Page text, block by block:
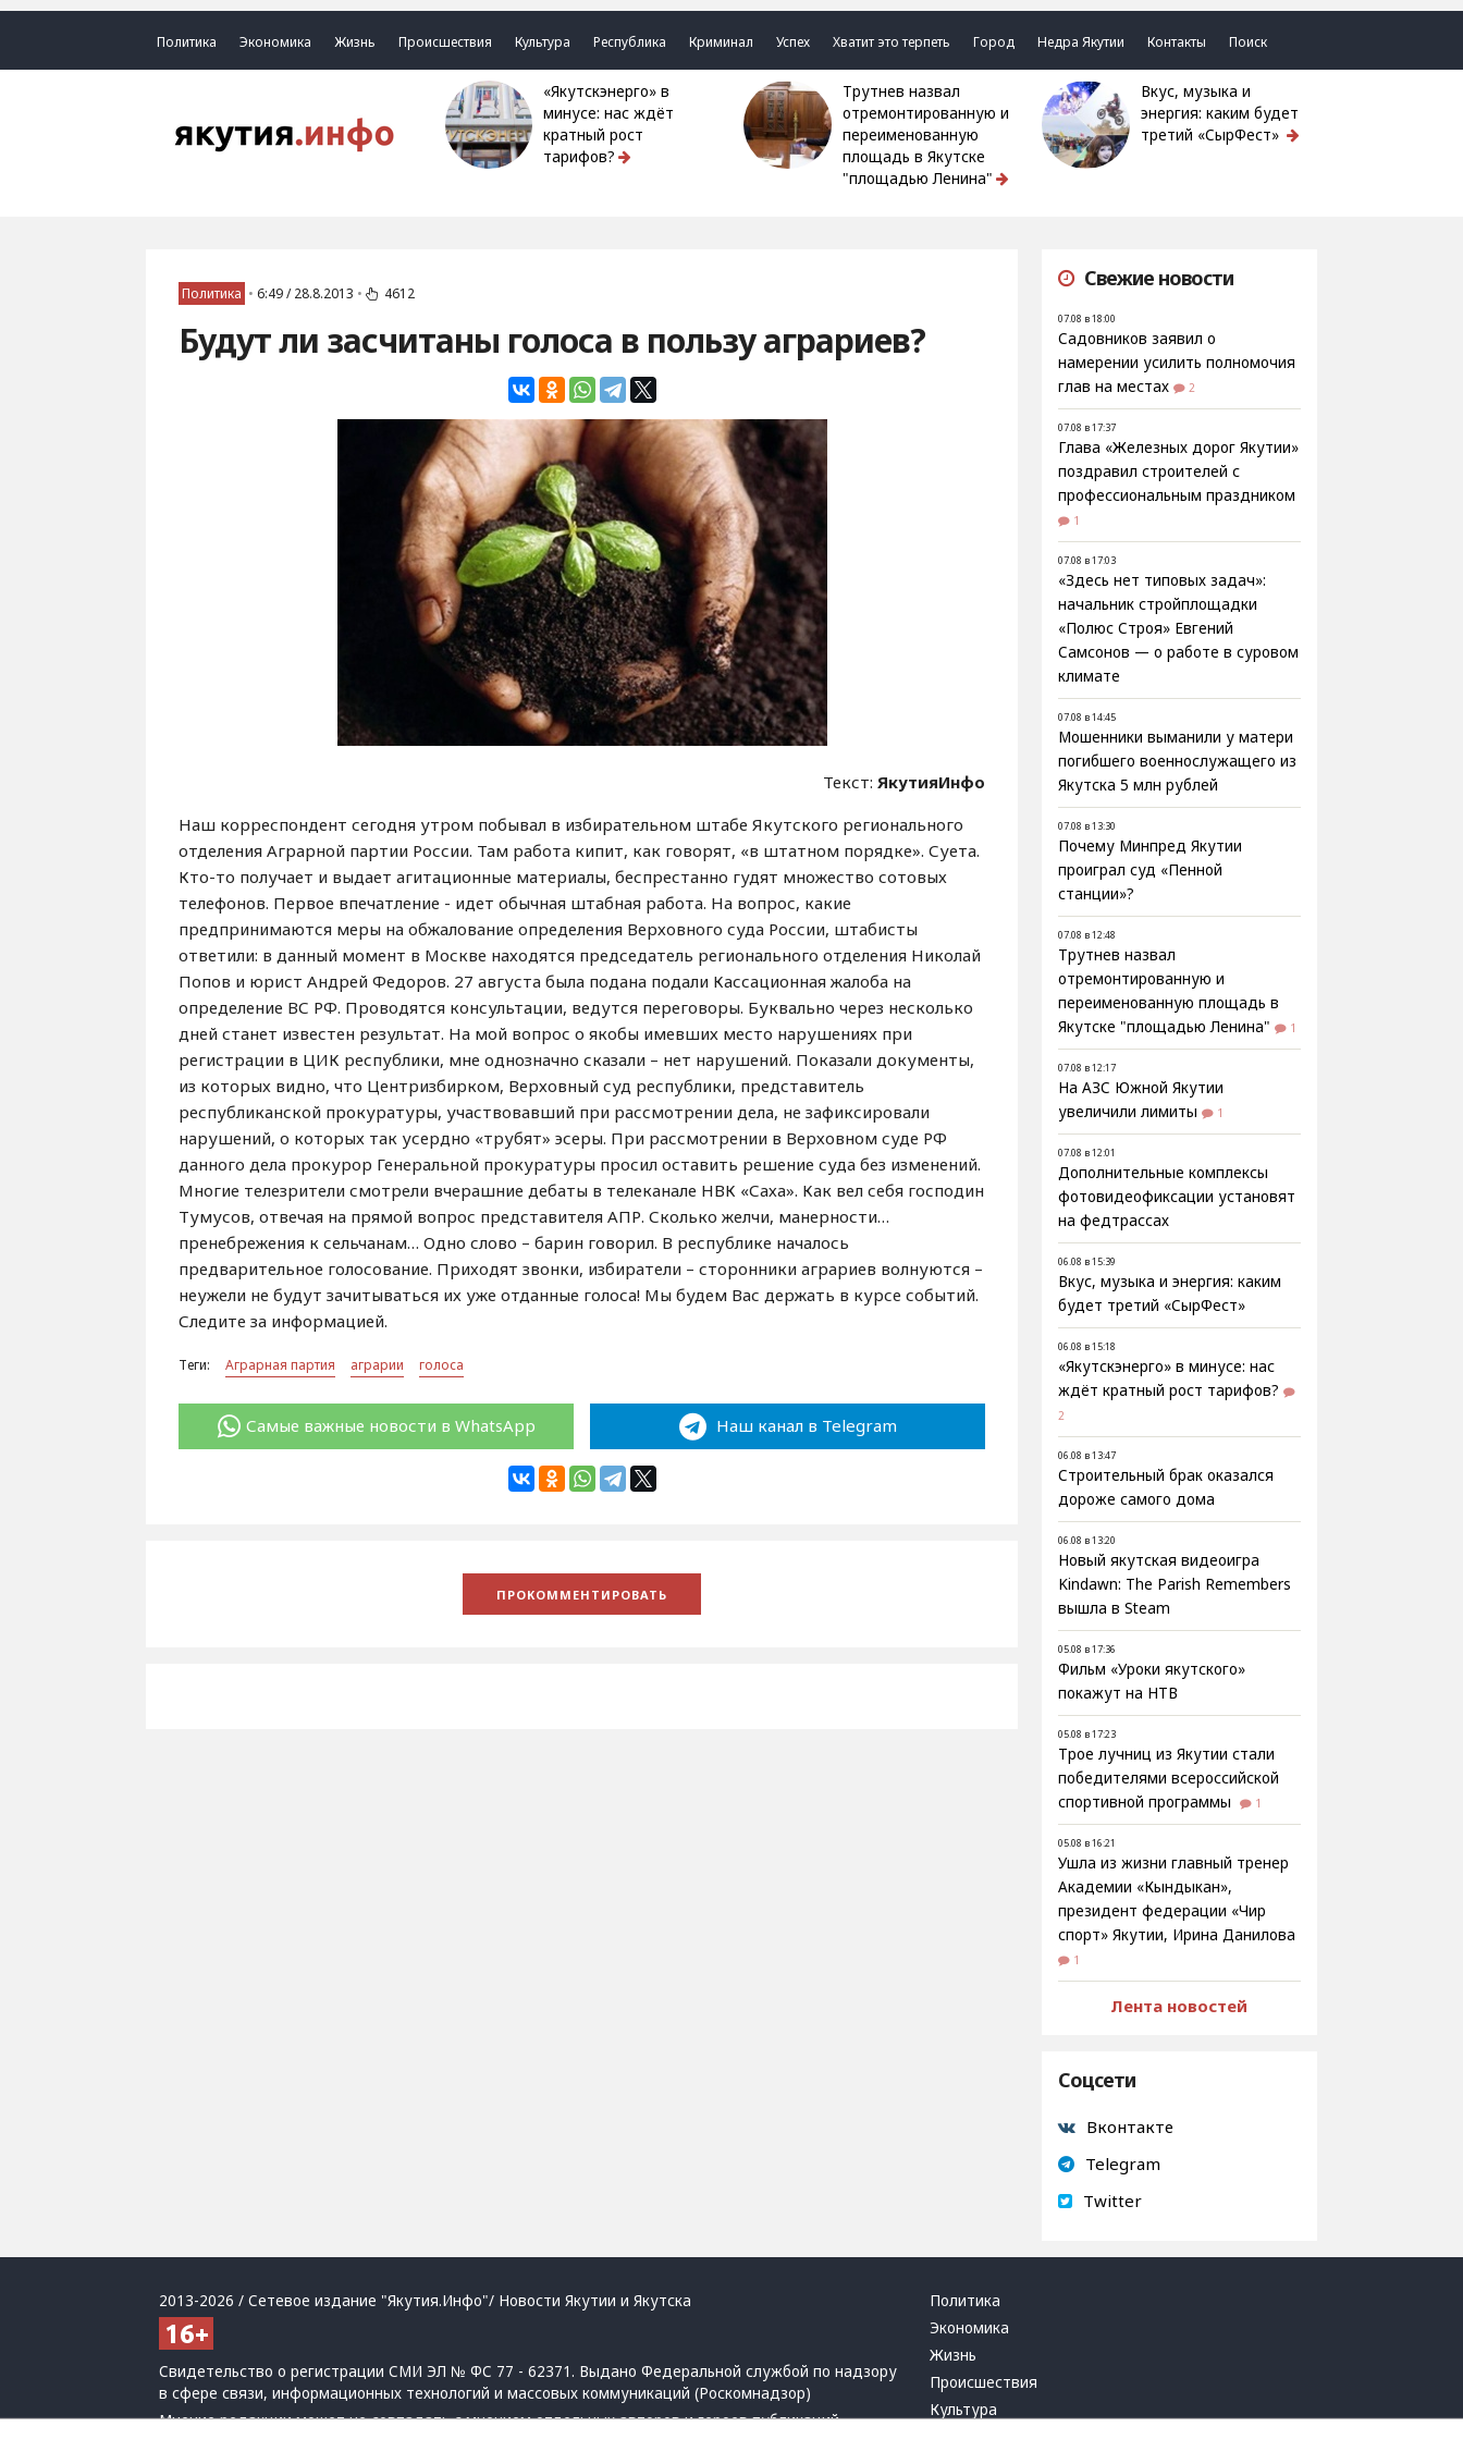
Политика Экономика Жизнь Происшествия Культура Республика Криминал Успех Хватит это терпеть Город Недра Якутии Контакты Поиск
«Якутскэнерго» в
минусе: нас ждёт
кратный рост
тарифов?
Трутнев назвал
отремонтированную и
переименованную
площадь в Якутске
"площадью Ленина"
Вкус, музыка и
энергия: каким будет
третий «СырФест»
Политика • 6:49 / 28.8.2013 • 4612
Будут ли засчитаны голоса в пользу аграриев?
Текст:ЯкутияИнфо
Наш корреспондент сегодня утром побывал в избирательном штабе Якутского регионального
отделения Аграрной партии России. Там работа кипит, как говорят, «в штатном порядке». Суета.
Кто-то получает и выдает агитационные материалы, беспрестанно гудят множество сотовых
телефонов. Первое впечатление - идет обычная штабная работа. На вопрос, какие
предпринимаются меры на обжалование определения Верховного суда России, штабисты
ответили: в данный момент в Москве находятся председатель регионального отделения Николай
Попов и юрист Андрей Федоров. 27 августа была подана подали Кассационная жалоба на
определение ВС РФ. Проводятся консультации, ведутся переговоры. Буквально через несколько
дней станет известен результат. На мой вопрос о якобы имевших место нарушениях при
регистрации в ЦИК республики, мне однозначно сказали – нет нарушений. Показали документы,
из которых видно, что Центризбирком, Верховный суд республики, представитель
республиканской прокуратуры, участвовавший при рассмотрении дела, не зафиксировали
нарушений, о которых так усердно «трубят» эсеры. При рассмотрении в Верховном суде РФ
данного дела прокурор Генеральной прокуратуры просил оставить решение суда без изменений.
Многие телезрители смотрели вчерашние дебаты в телеканале НВК «Саха». Как вел себя господин
Тумусов, отвечая на прямой вопрос представителя АПР. Сколько желчи, манерности…
пренебрежения к сельчанам… Одно слово – барин говорил. В республике началось
предварительное голосование. Приходят звонки, избиратели – сторонники аграриев волнуются –
неужели не будут зачитываться их уже отданные голоса! Мы будем Вас держать в курсе событий.
Следите за информацией.
Теги: Аграрная партия аграрии голоса
Самые важные новости в WhatsApp Наш канал в Telegram
Свежие новости
07.08 в 18:00
Садовников заявил о
намерении усилить полномочия
глав на местах
2
07.08 в 17:37
Глава «Железных дорог Якутии»
поздравил строителей с
профессиональным праздником
1
07.08 в 17:03
«Здесь нет типовых задач»:
начальник стройплощадки
«Полюс Строя» Евгений
Самсонов — о работе в суровом
климате
07.08 в 14:45
Мошенники выманили у матери
погибшего военнослужащего из
Якутска 5 млн рублей
07.08 в 13:30
Почему Минпред Якутии
проиграл суд «Пенной
станции»?
07.08 в 12:48
Трутнев назвал
отремонтированную и
переименованную площадь в
Якутске "площадью Ленина"
1
07.08 в 12:17
На АЗС Южной Якутии
увеличили лимиты
1
07.08 в 12:01
Дополнительные комплексы
фотовидеофиксации установят
на федтрассах
06.08 в 15:39
Вкус, музыка и энергия: каким
будет третий «СырФест»
06.08 в 15:18
«Якутскэнерго» в минусе: нас
ждёт кратный рост тарифов?
2
06.08 в 13:47
Строительный брак оказался
дороже самого дома
06.08 в 13:20
Новый якутская видеоигра
Kindawn: The Parish Remembers
вышла в Steam
05.08 в 17:36
Фильм «Уроки якутского»
покажут на НТВ
05.08 в 17:23
Трое лучниц из Якутии стали
победителями всероссийской
спортивной программы
1
05.08 в 16:21
Ушла из жизни главный тренер
Академии «Кындыкан»,
президент федерации «Чир
спорт» Якутии, Ирина Данилова
1
Лента новостей
Соцсети
Вконтакте
Telegram
Twitter
2013-2026 / Сетевое издание "Якутия.Инфо"/ Новости Якутии и Якутска
Свидетельство о регистрации СМИ ЭЛ № ФС 77 - 62371. Выдано Федеральной службой по надзору
в сфере связи, информационных технологий и массовых коммуникаций (Роскомнадзор)
Мнение редакции может не совпадать с мнением отдельных авторов и героев публикаций.
Политика
Экономика
Жизнь
Происшествия
Культура